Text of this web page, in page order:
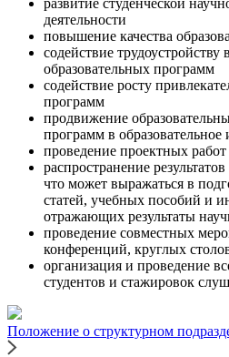
деятельности
повышение качества
содействие
образовательных программ
содействие росту
программ
продвижение
программ в образовательное
проведение проектных
распространение
что может выражаться в
статей, учебных пособий и
отражающих результаты
проведение совместных
конференций, круглых
организация и проведение
студентов и стажировок
Положение о структурном